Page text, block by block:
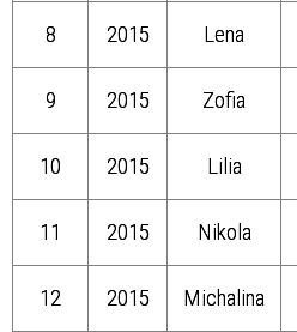
8
2015 Lena
9
2015 Zofia
10
2015 Lilia
11
2015 Nikola
12
2015 Michalina